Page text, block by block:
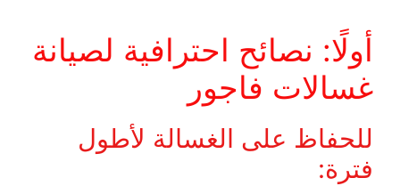
أولًا: نصائح احترافية لصيانة
غسالات فاجور
للحفاظ على الغسالة لأطول
فترة: